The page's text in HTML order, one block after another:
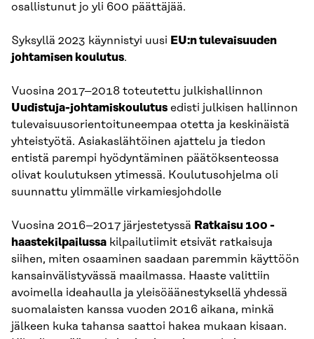
osallistunut jo yli 600 päättäjää.
Syksyllä 2023 käynnistyi uusi EU:n tulevaisuuden
johtamisen koulutus.
Vuosina 2017–2018 toteutettu julkishallinnon
Uudistuja-johtamiskoulutus edisti julkisen hallinnon
tulevaisuusorientoituneempaa otetta ja keskinäistä
yhteistyötä. Asiakaslähtöinen ajattelu ja tiedon
entistä parempi hyödyntäminen päätöksenteossa
olivat koulutuksen ytimessä. Koulutusohjelma oli
suunnattu ylimmälle virkamiesjohdolle
Vuosina 2016–2017 järjestetyssä Ratkaisu 100 -
haastekilpailussa kilpailutiimit etsivät ratkaisuja
siihen, miten osaaminen saadaan paremmin käyttöön
kansainvälistyvässä maailmassa. Haaste valittiin
avoimella ideahaulla ja yleisöäänestyksellä yhdessä
suomalaisten kanssa vuoden 2016 aikana, minkä
jälkeen kuka tahansa saattoi hakea mukaan kisaan.